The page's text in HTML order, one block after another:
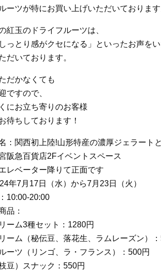
ーツが特にお買い上げいただいております
紅玉のドライフルーツは、
っとり感がクセになる」といったお声を
だいております。
だかなくても
ですので、
にお立ち寄りのお客様
待ちしております！
：関西初上陸!山形特産の濃厚ジェラート
阪急百貨店2Fイベントスペース
レベーター降りて正面です
年7月17日（水）から7月23日（火）
10:00-20:00
品：
ーム3種セット：1280円
ーム（秘伝豆、落花生、ラムレーズン）
ーツ（リンゴ、ラ・フランス）：500円
豆）スナック：550円